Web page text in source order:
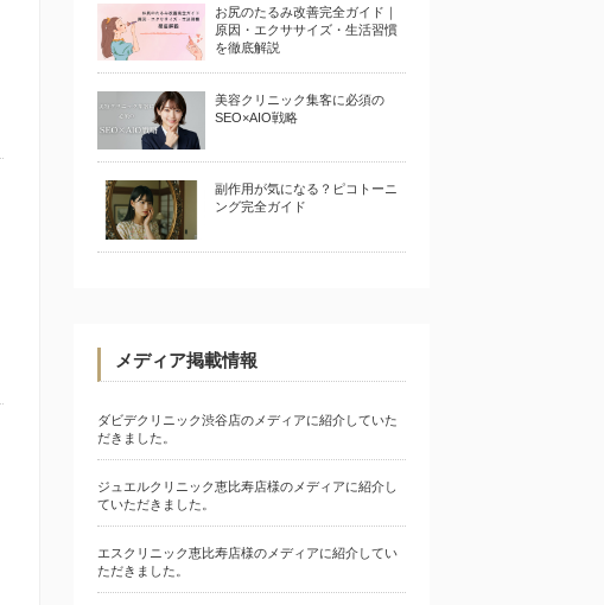
お尻のたるみ改善完全ガイド｜
原因・エクササイズ・生活習慣
を徹底解説
美容クリニック集客に必須の
SEO×AIO戦略
副作用が気になる？ピコトーニ
ング完全ガイド
メディア掲載情報
ダビデクリニック渋谷店のメディアに紹介していた
だきました。
ジュエルクリニック恵比寿店様のメディアに紹介し
ていただきました。
エスクリニック恵比寿店様のメディアに紹介してい
ただきました。